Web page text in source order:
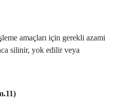
amaçları için gerekli azami
silinir, yok edilir veya